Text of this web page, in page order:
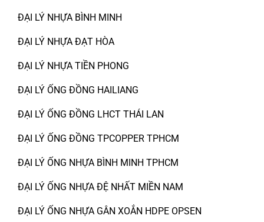
ĐẠI LÝ NHỰA BÌNH MINH
ĐẠI LÝ NHỰA ĐẠT HÒA
ĐẠI LÝ NHỰA TIỀN PHONG
ĐẠI LÝ ỐNG ĐỒNG HAILIANG
ĐẠI LÝ ỐNG ĐỒNG LHCT THÁI LAN
ĐẠI LÝ ỐNG ĐỒNG TPCOPPER TPHCM
ĐẠI LÝ ỐNG NHỰA BÌNH MINH TPHCM
ĐẠI LÝ ỐNG NHỰA ĐỆ NHẤT MIỀN NAM
ĐẠI LÝ ỐNG NHỰA GÂN XOẮN HDPE OPSEN